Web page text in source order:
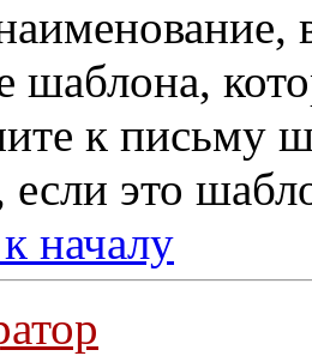
шаблона,
к письму
это
началу